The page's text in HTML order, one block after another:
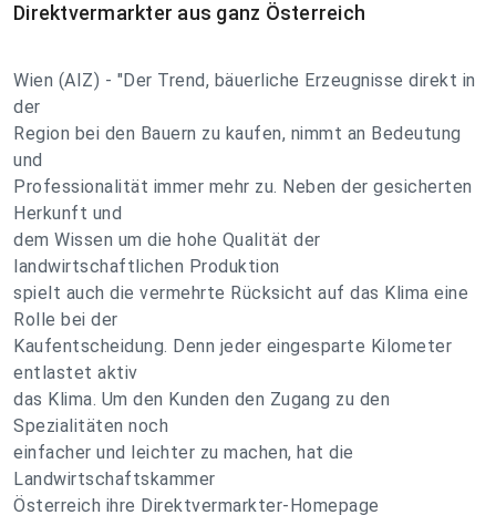
Direktvermarkter aus ganz Österreich
Wien (AIZ) - "Der Trend, bäuerliche Erzeugnisse direkt in
der
Region bei den Bauern zu kaufen, nimmt an Bedeutung
und
Professionalität immer mehr zu. Neben der gesicherten
Herkunft und
dem Wissen um die hohe Qualität der
landwirtschaftlichen Produktion
spielt auch die vermehrte Rücksicht auf das Klima eine
Rolle bei der
Kaufentscheidung. Denn jeder eingesparte Kilometer
entlastet aktiv
das Klima. Um den Kunden den Zugang zu den
Spezialitäten noch
einfacher und leichter zu machen, hat die
Landwirtschaftskammer
Österreich ihre Direktvermarkter-Homepage